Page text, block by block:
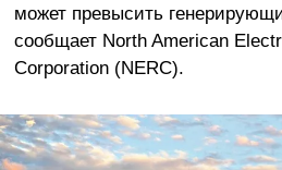
может превысить
сообщает North American
Corporation (NERC).